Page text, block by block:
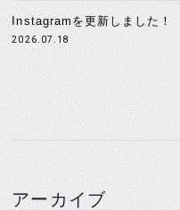
Instagramを更新しました！
2026.07.18
アーカイブ